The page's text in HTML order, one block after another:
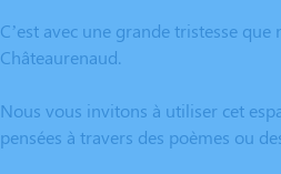
C’est avec une grande tristesse
Châteaurenaud.
Nous vous invitons à utiliser cet
pensées à travers des poèmes ou